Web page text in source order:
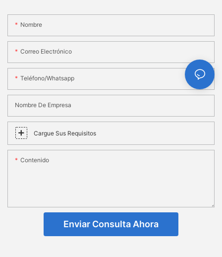
Nombre
Correo Electrónico
Teléfono/whatsapp
Nombre De Empresa
Cargue Sus Requisitos
Contenido
Enviar Consulta Ahora